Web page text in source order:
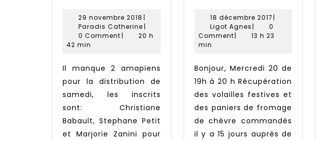
1er
décembre
29 novembre 2018 29
novembre
2018
|
Paradis CatherineParadis
Catherine
|
0 Comment |
20 h
42 min
Il manque 2 amapiens
pour la distribution de
samedi, les inscrits
sont: Christiane
Babault, Stephane Petit
et Marjorie Zanini pour
fin
d’année
Rappel
18 décembre 201718
décembre
2017
|
Ligot AgnesLigot
Agnes
|
0
Comment|
13 h 23
min
Bonjour, Mercredi 20 de
19h à 20 h Récupération
des volailles festives et
des paniers de fromage
de chèvre commandés
il y a 15 jours auprès de